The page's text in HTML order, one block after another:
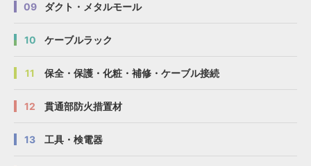
09 ダクト・メタルモール
10 ケーブルラック
11 保全・保護・化粧・補修・ケーブル接続
12 貫通部防火措置材
13 工具・検電器